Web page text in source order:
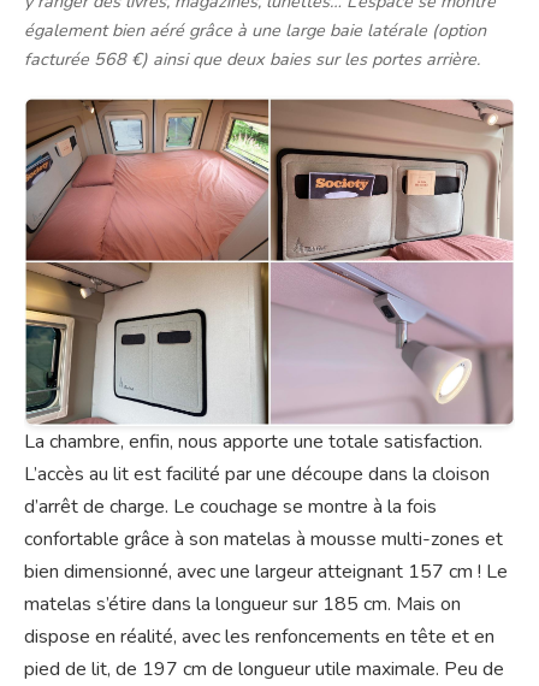
également bien aéré grâce à une large baie latérale (option
facturée 568 €) ainsi que deux baies sur les portes arrière.
La chambre, enfin, nous apporte une totale satisfaction.
L’accès au lit est facilité par une découpe dans la cloison
d’arrêt de charge. Le couchage se montre à la fois
confortable grâce à son matelas à mousse multi-zones et
bien dimensionné, avec une largeur atteignant 157 cm ! Le
matelas s’étire dans la longueur sur 185 cm. Mais on
dispose en réalité, avec les renfoncements en tête et en
pied de lit, de 197 cm de longueur utile maximale. Peu de